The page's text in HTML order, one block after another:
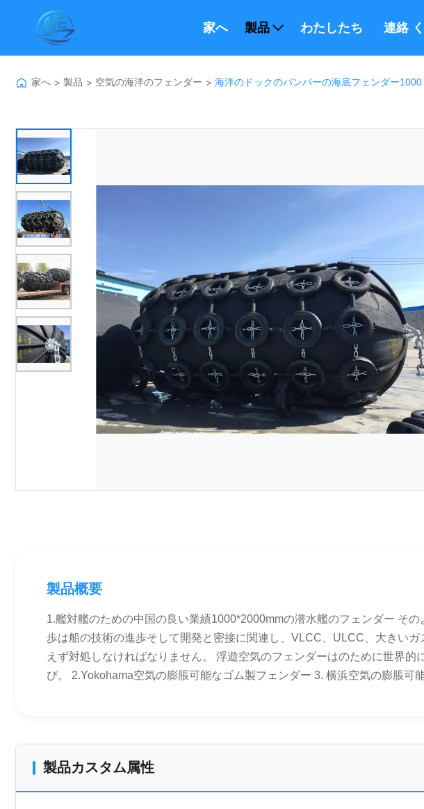
家へ 製品 わたしたち に つい て
連絡
家へ > 製品 > 空気の海洋のフェンダー > 海洋のドックのバンパーの海底フェンダー
製品概要
1.艦対艦のための中国の良い業績1000*2000mmの潜水艦のフェンダー そ
歩は船の技術の進歩そして開発と密接に関連し、VLCC、ULCC、大きい
えず対処しなければなりません。 浮遊空気のフェンダーはのために世界
び。 2.Yokohama空気の膨脹可能なゴム製フェンダー 3. 横浜空気の膨脹可
製品カスタム属性